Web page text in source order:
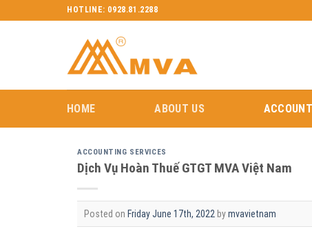
to
HOTLINE: 0928.81.2288
HOME ABOUT US
ACCOUNTING SERVICES
Dịch Vụ Hoàn Thuế GTGT MVA Việt Nam
Posted on Friday June 17th, 2022 bymvavietnam